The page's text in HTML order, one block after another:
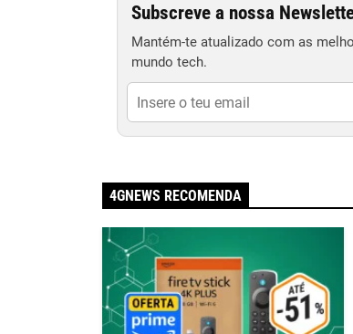
Subscreve a nossa
Mantém-te atualizado com as
mundo tech.
4GNEWS RECOMENDA